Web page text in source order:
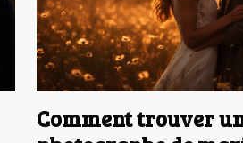
Comment trouver